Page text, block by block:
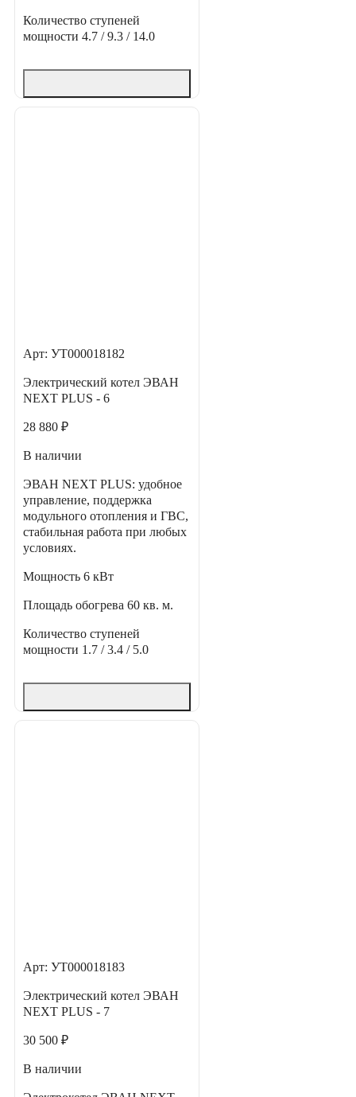
Количество ступеней
мощности 4.7 / 9.3 / 14.0
Арт: УТ000018182
Электрический котел ЭВАН
NEXT PLUS - 6
28 880 ₽
В наличии
ЭВАН NEXT PLUS: удобное
управление, поддержка
модульного отопления и ГВС,
стабильная работа при любых
условиях.
Мощность 6 кВт
Площадь обогрева 60 кв. м.
Количество ступеней
мощности 1.7 / 3.4 / 5.0
Арт: УТ000018183
Электрический котел ЭВАН
NEXT PLUS - 7
30 500 ₽
В наличии